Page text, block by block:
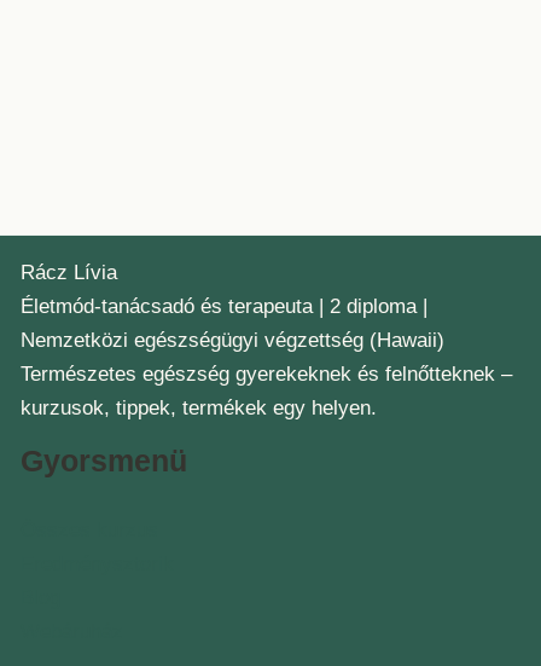
Rácz Lívia
Életmód-tanácsadó és terapeuta | 2 diploma |
Nemzetközi egészségügyi végzettség (Hawaii)
Természetes egészség gyerekeknek és felnőtteknek –
kurzusok, tippek, termékek egy helyen.
Gyorsmenü